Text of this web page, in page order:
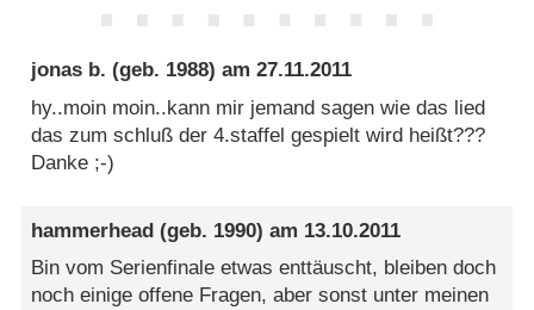
jonas b. (geb. 1988) am27.11.2011
hy..moin moin..kann mir jemand sagen wie das lied
das zum schluß der 4.staffel gespielt wird heißt???
Danke ;-)
hammerhead (geb. 1990) am 13.10.2011
Bin vom Serienfinale etwas enttäuscht, bleiben doch
noch einige offene Fragen, aber sonst unter meinen